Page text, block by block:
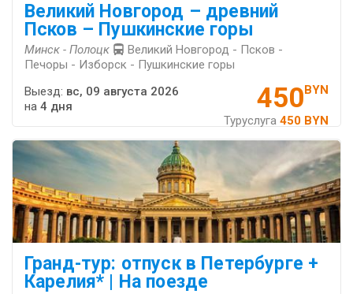
Великий Новгород – древний
Псков – Пушкинские горы
Минск - Полоцк
Великий Новгород - Псков -
Печоры - Изборск - Пушкинские горы
450BYN
Туруслуга 450 BYN
Выезд: вс, 09 августа 2026
на 4 дня
Гранд-тур: отпуск в Петербурге +
Карелия* | На поезде